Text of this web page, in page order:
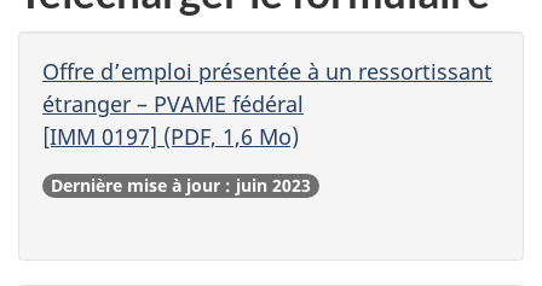
Offre d’emploi présentée à un ressortissant
étranger – PVAME fédéral
[IMM 0197] (PDF, 1,6 Mo)
Dernière mise à jour : juin 2023